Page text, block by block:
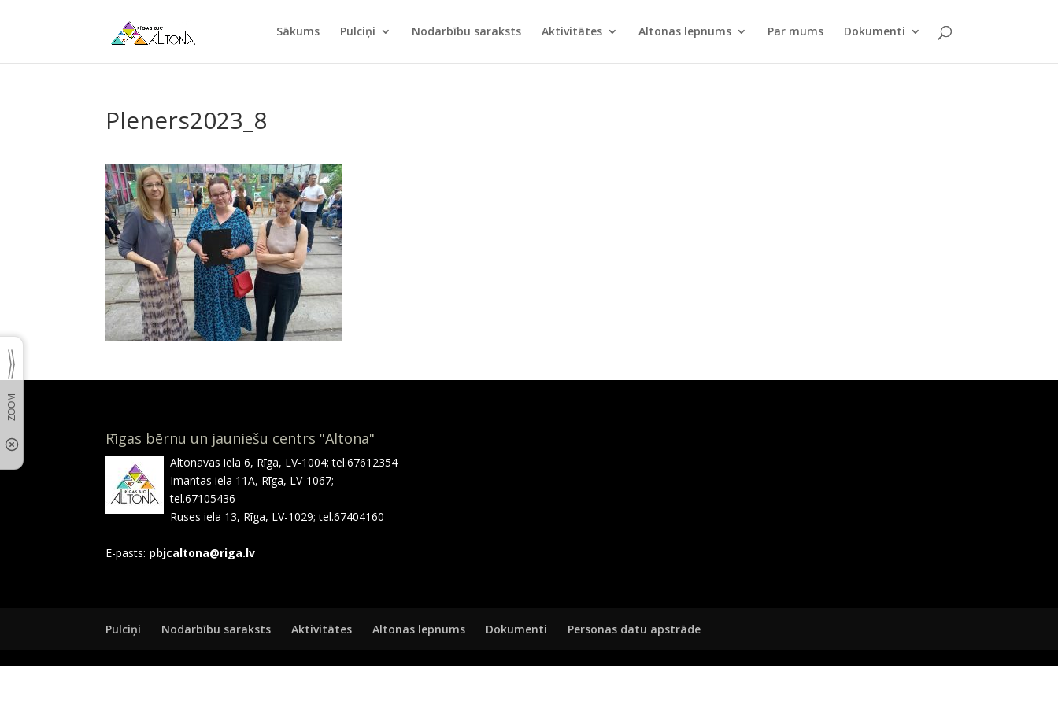
Sākums Pulciņi Nodarbību saraksts Aktivitātes Altonas lepnums Par mums Dokumenti
Pleners2023_8
Rīgas bērnu un jauniešu centrs "Altona"
Altonavas iela 6, Rīga, LV-1004; tel.67612354
Imantas iela 11A, Rīga, LV-1067;
tel.67105436
Ruses iela 13, Rīga, LV-1029; tel.67404160
E-pasts: pbjcaltona@riga.lv
Pulciņi Nodarbību saraksts Aktivitātes Altonas lepnums Dokumenti Personas datu apstrāde